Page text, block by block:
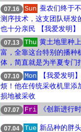
07.16 Sun 蚕农们终于
测序技术，这支团队研发
也十分亲民 【我爱发明】
07.13 Thu 黄土地里种
富，全靠这台特别的播种
体，简直就是为半夏专门
07.10 Mon
【我爱发明
烦！他在传统采收机里添
损地被采收
07.07 Fri 《创新进行
07.04 Tue 新品种的胖